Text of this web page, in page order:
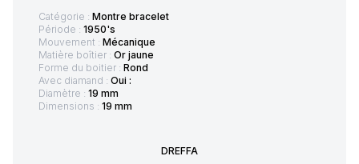
Catégorie : Montre bracelet
Période : 1950's
Mouvement : Mécanique
Matière boîtier : Or jaune
Forme du boitier : Rond
Avec diamand : Oui :
Diamètre : 19 mm
Dimensions : 19 mm
DREFFA